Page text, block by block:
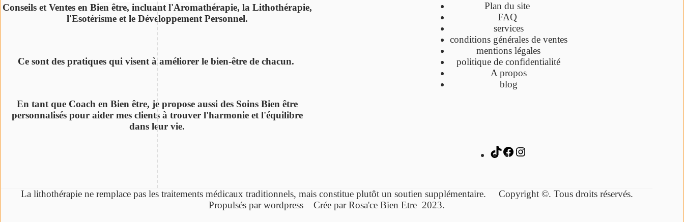
Conseils et Ventes en Bien être, incluant l'Aromathérapie, la Lithothérapie,
l'Esotérisme et le Développement Personnel.
Ce sont des pratiques qui visent à améliorer le bien-être de chacun.
En tant que Coach en Bien être, je propose aussi des Soins Bien être
personnalisés pour aider mes clients à trouver l'harmonie et l'équilibre
dans leur vie.
Plan du site
FAQ
services
conditions générales de ventes
mentions légales
politique de confidentialité
A propos
blog
La lithothérapie ne remplace pas les traitements médicaux traditionnels, mais constitue plutôt un soutien supplémentaire. Copyright ©. Tous droits réservés.
Propulsés par wordpress Crée par Rosa'ce Bien Etre 2023.